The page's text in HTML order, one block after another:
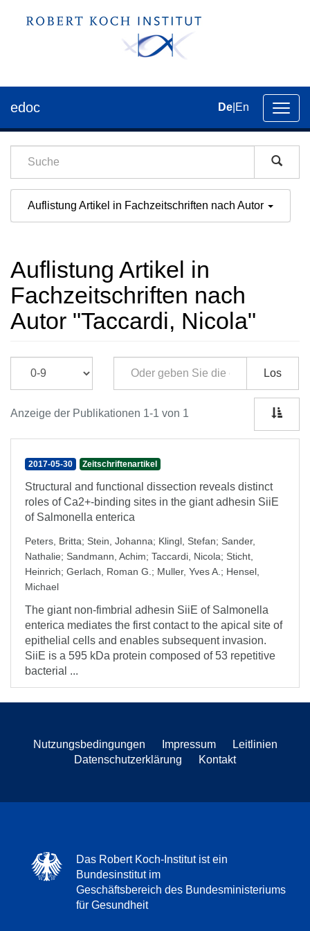
der
edoc De En
Auflistung Artikel in Fachzeitschriften nach Autor
Auflistung Artikel in
Fachzeitschriften nach
Autor "Taccardi, Nicola"
Los
Anzeige der Publikationen 1-1 von 1
2017-05-30 Zeitschriftenartikel
Structural and functional dissection reveals distinct
roles of Ca2+-binding sites in the giant adhesin SiiE
of Salmonella enterica
Peters, Britta; Stein, Johanna; Klingl, Stefan; Sander,
Nathalie; Sandmann, Achim; Taccardi, Nicola; Sticht,
Heinrich; Gerlach, Roman G. ; Muller, Yves A. ; Hensel,
Michael
The giant non-fimbrial adhesin SiiE of Salmonella
enterica mediates the first contact to the apical site of
epithelial cells and enables subsequent invasion.
SiiE is a 595 kDa protein composed of 53 repetitive
bacterial ...
Nutzungsbedingungen Impressum
Leitlinien
Datenschutzerklärung
Kontakt
Das Robert Koch-Institut ist ein
Bundesinstitut im
Geschäftsbereich des Bundesministeriums
für Gesundheit